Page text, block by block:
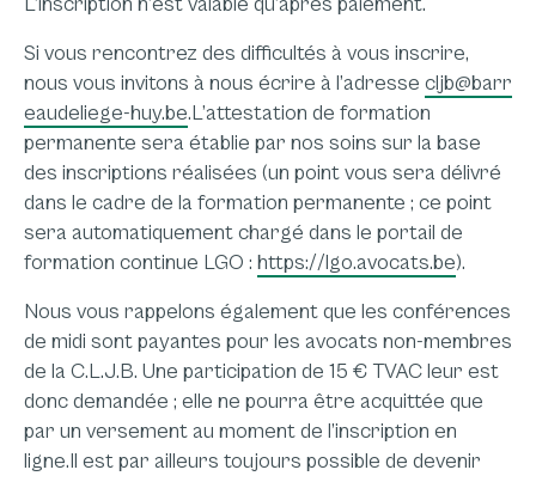
Si vous rencontrez des difficultés à vous inscrire,
nous vous invitons à nous écrire à l’adresse cljb@barr
eaudeliege-huy.be.L’attestation de formation
permanente sera établie par nos soins sur la base
des inscriptions réalisées (un point vous sera délivré
dans le cadre de la formation permanente ; ce point
sera automatiquement chargé dans le portail de
formation continue LGO : https://lgo.avocats.be).
Nous vous rappelons également que les conférences
de midi sont payantes pour les avocats non-membres
de la C.L.J.B. Une participation de 15 € TVAC leur est
donc demandée ; elle ne pourra être acquittée que
par un versement au moment de l’inscription en
ligne.Il est par ailleurs toujours possible de devenir